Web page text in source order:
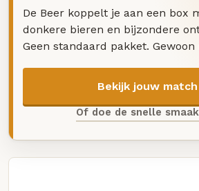
De Beer koppelt je aan een box
donkere bieren en bijzondere
Geen standaard pakket. Gewoon
Bekijk jouw
Of doe de snelle